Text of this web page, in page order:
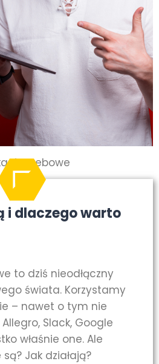
webowe
i dlaczego warto
to dziś nieodłączny
świata. Korzystamy
– nawet o tym nie
Slack, Google
właśnie one. Ale
Jak działają?